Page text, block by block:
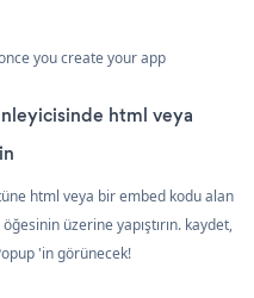
you create your app
html veya
html veya bir embed kodu alan
üzerine yapıştırın. kaydet,
'in görünecek!